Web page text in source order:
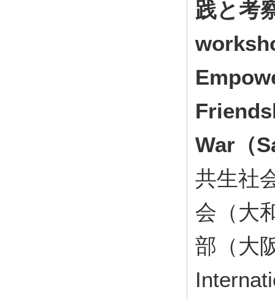
践と考
War（
共生社
会（大
部（大